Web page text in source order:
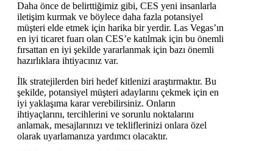
Daha önce de belirttiğimiz gibi, CES yeni insanlarla
iletişim kurmak ve böylece daha fazla potansiyel
müşteri elde etmek için harika bir yerdir. Las Vegas’ın
en iyi ticaret fuarı olan CES’e katılmak için bu önemli
fırsattan en iyi şekilde yararlanmak için bazı önemli
hazırlıklara ihtiyacınız var.
İlk stratejilerden biri hedef kitlenizi araştırmaktır. Bu
şekilde, potansiyel müşteri adaylarını çekmek için en
iyi yaklaşıma karar verebilirsiniz. Onların
ihtiyaçlarını, tercihlerini ve sorunlu noktalarını
anlamak, mesajlarınızı ve tekliflerinizi onlara özel
olarak uyarlamanıza yardımcı olacaktır.